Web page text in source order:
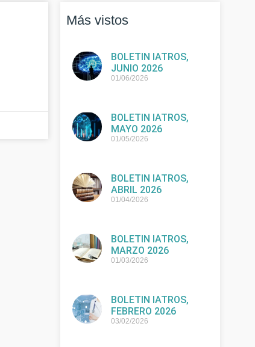
Más vistos
BOLETIN IATROS,
JUNIO 2026
01/06/2026
BOLETIN IATROS,
MAYO 2026
01/05/2026
BOLETIN IATROS,
ABRIL 2026
01/04/2026
BOLETIN IATROS,
MARZO 2026
01/03/2026
BOLETIN IATROS,
FEBRERO 2026
03/02/2026